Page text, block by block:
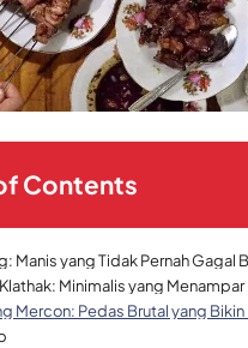
Contents
Manis yang Tidak Pernah Gagal
Minimalis yang
Mercon: Pedas Brutal yang Bikin